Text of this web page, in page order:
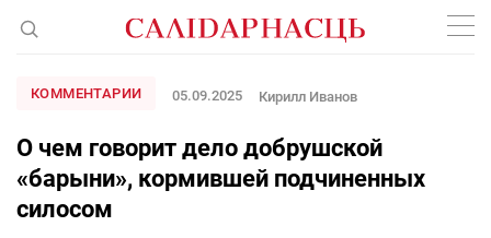
КОММЕНТАРИИ 05.09.2025 Кирилл Иванов
О чем говорит дело добрушской
«барыни», кормившей подчиненных
силосом